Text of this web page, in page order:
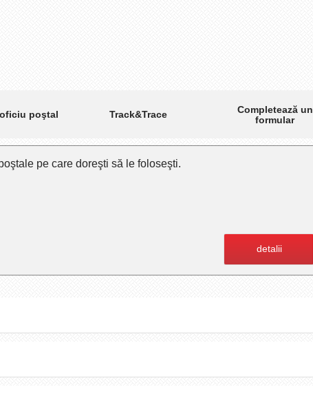
poştal Track&Trace
Completează un
formular
pe care doreşti să le foloseşti.
detalii